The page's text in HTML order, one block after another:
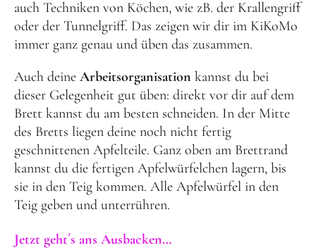
auch Techniken von Köchen, wie zB. der Krallengriff
oder der Tunnelgriff. Das zeigen wir dir im KiKoMo
immer ganz genau und üben das zusammen.
Auch deine Arbeitsorganisation kannst du bei
dieser Gelegenheit gut üben: direkt vor dir auf dem
Brett kannst du am besten schneiden. In der Mitte
des Bretts liegen deine noch nicht fertig
geschnittenen Apfelteile. Ganz oben am Brettrand
kannst du die fertigen Apfelwürfelchen lagern, bis
sie in den Teig kommen. Alle Apfelwürfel in den
Teig geben und unterrühren.
Jetzt geht´s ans Ausbacken…